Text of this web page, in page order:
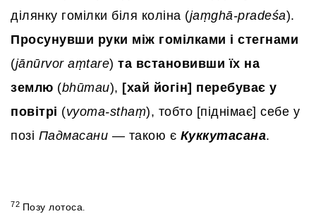
ділянку гомілки біля коліна (jaṃghā-pradeśa).
Просунувши руки між гомілками і стегнами
(jānūrvor aṃtare) та встановивши їх на
землю (bhūmau), [хай йогін] перебуває у
повітрі (vyoma-sthaṃ), тобто [піднімає] себе у
позі Падмасани — такою є Куккутасана.
72 Позу лотоса